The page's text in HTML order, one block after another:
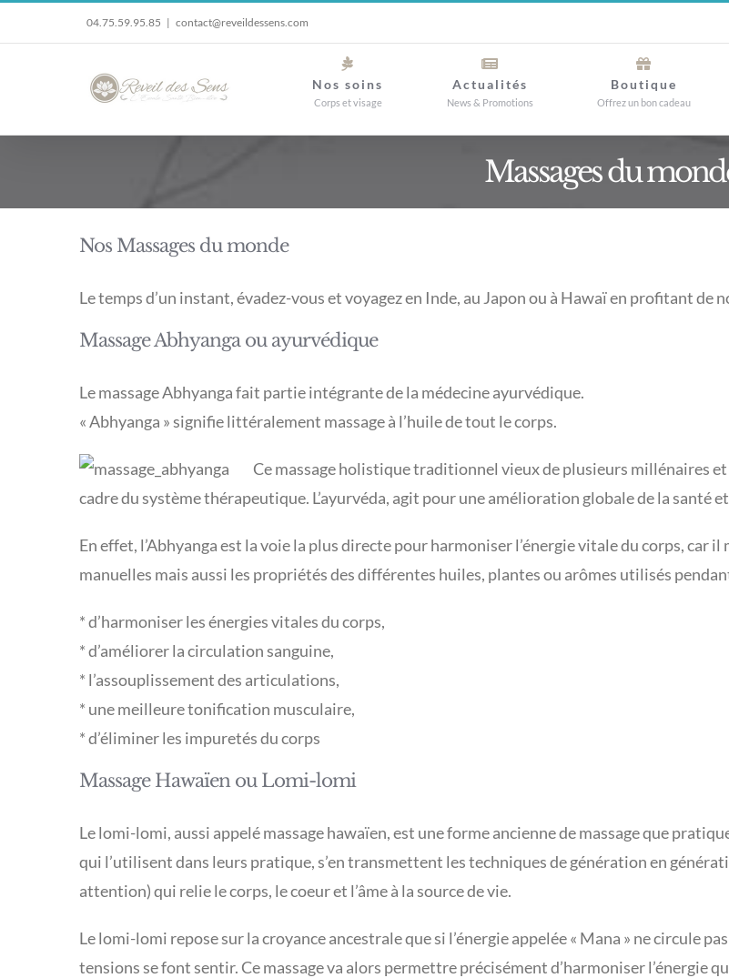
au
04.75.59.95.85 | contact@reveildessens.com
Nos soins
Corps et visage
Actualités
News & Promotions
Boutique
Offrez un bon cadeau
Massages du
Nos Massages du monde
Le temps d’un instant, évadez-vous et voyagez en Inde, au Japon ou à Hawaï en profitant de
Massage Abhyanga ou ayurvédique
Le massage Abhyanga fait partie intégrante de la médecine ayurvédique.
« Abhyanga » signifie littéralement massage à l’huile de tout le corps.
Ce massage holistique traditionnel vieux de plusieurs millénaires
cadre du système thérapeutique. L’ayurvéda, agit pour une amélioration globale de la santé
En effet, l’Abhyanga est la voie la plus directe pour harmoniser l’énergie vitale du corps, car
manuelles mais aussi les propriétés des différentes huiles, plantes ou arômes utilisés
* d’harmoniser les énergies vitales du corps,
* d’améliorer la circulation sanguine,
* l’assouplissement des articulations,
* une meilleure tonification musculaire,
* d’éliminer les impuretés du corps
Massage Hawaïen ou Lomi-lomi
Le lomi-lomi, aussi appelé massage hawaïen, est une forme ancienne de massage que
qui l’utilisent dans leurs pratique, s’en transmettent les techniques de génération en
attention) qui relie le corps, le coeur et l’âme à la source de vie.
Le lomi-lomi repose sur la croyance ancestrale que si l’énergie appelée « Mana » ne circule
tensions se font sentir. Ce massage va alors permettre précisément d’harmoniser l’énergie